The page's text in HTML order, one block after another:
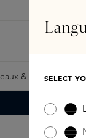
& Giftcards
SELECT